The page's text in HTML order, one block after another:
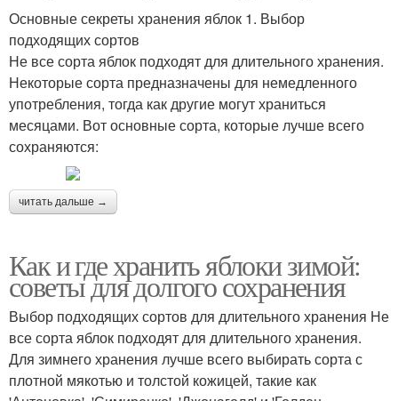
Основные секреты хранения яблок 1. Выбор
подходящих сортов
Не все сорта яблок подходят для длительного хранения.
Некоторые сорта предназначены для немедленного
употребления, тогда как другие могут храниться
месяцами. Вот основные сорта, которые лучше всего
сохраняются:
читать дальше →
Как и где хранить яблоки зимой:
советы для долгого сохранения
Выбор подходящих сортов для длительного хранения Не
все сорта яблок подходят для длительного хранения.
Для зимнего хранения лучше всего выбирать сорта с
плотной мякотью и толстой кожицей, такие как